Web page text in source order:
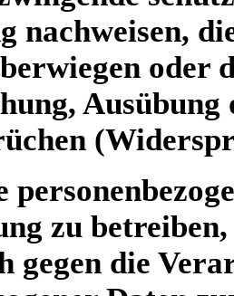
nachweisen,
oder
zu betreiben,
gegen die